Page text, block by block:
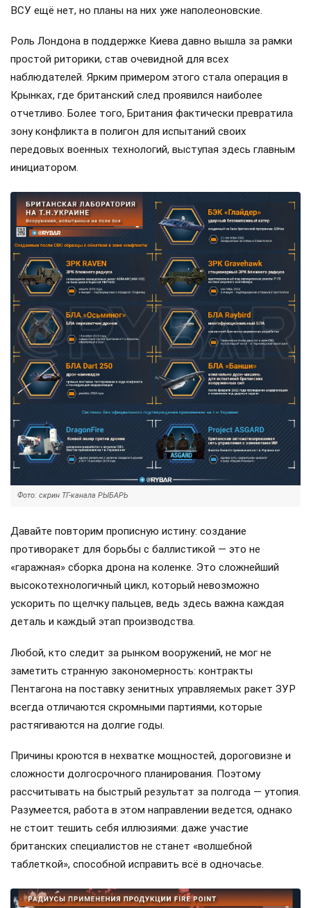
ВСУ ещё нет, но планы на них уже наполеоновские.
Роль Лондона в поддержке Киева давно вышла за рамки
простой риторики, став очевидной для всех
наблюдателей. Ярким примером этого стала операция в
Крынках, где британский след проявился наиболее
отчетливо. Более того, Британия фактически превратила
зону конфликта в полигон для испытаний своих
передовых военных технологий, выступая здесь главным
инициатором.
Фото: скрин ТГ-канала РЫБАРЬ
Давайте повторим прописную истину: создание
противоракет для борьбы с баллистикой — это не
«гаражная» сборка дрона на коленке. Это сложнейший
высокотехнологичный цикл, который невозможно
ускорить по щелчку пальцев, ведь здесь важна каждая
деталь и каждый этап производства.
Любой, кто следит за рынком вооружений, не мог не
заметить странную закономерность: контракты
Пентагона на поставку зенитных управляемых ракет ЗУР
всегда отличаются скромными партиями, которые
растягиваются на долгие годы.
Причины кроются в нехватке мощностей, дороговизне и
сложности долгосрочного планирования. Поэтому
рассчитывать на быстрый результат за полгода — утопия.
Разумеется, работа в этом направлении ведется, однако
не стоит тешить себя иллюзиями: даже участие
британских специалистов не станет «волшебной
таблеткой», способной исправить всё в одночасье.